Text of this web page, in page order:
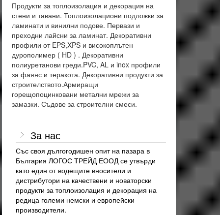
Продукти за топлоизолация и декорация на
стени и тавани. Топлоизолациони подложки за
ламинати и винилни подове. Первази и
преходни лайсни за ламинат. Декоративни
профили от EPS,XPS и високоплътен
дурополимер ( HD ) . Декоративни
полиуретанови греди.PVC, AL и inox профили
за фаянс и теракота. Декоративни продукти за
строителството.Армиращи
горещопоцинковани метални мрежи за
замазки. Съдове за строителни смеси.
За нас
Със своя дългогодишен опит на пазара в
България ЛОГОС ТРЕЙД ЕООД се утвърди
като един от водещите вносители и
дистрибутори на качествени и новаторски
продукти за топлоизолация и декорация на
редица големи немски и европейски
производители.